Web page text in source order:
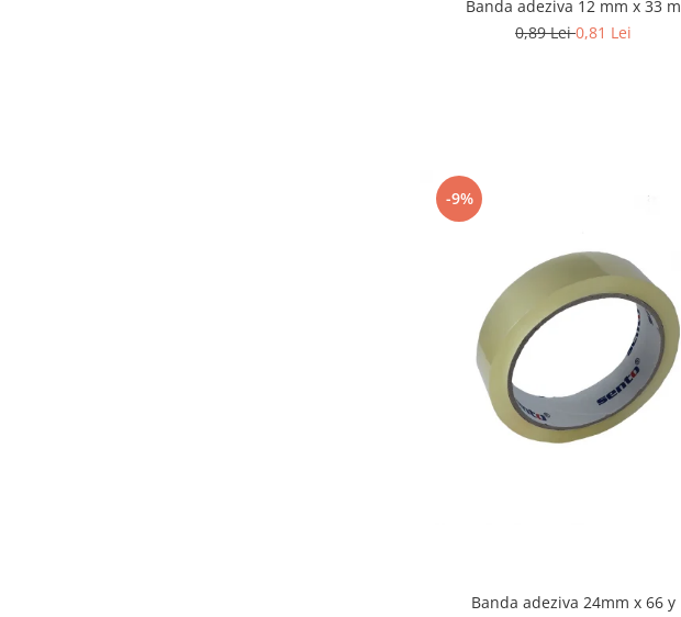
Banda adeziva 12 mm x 33 m
0,89 Lei0,81 Lei
-9%
Banda adeziva 24mm x 66 y